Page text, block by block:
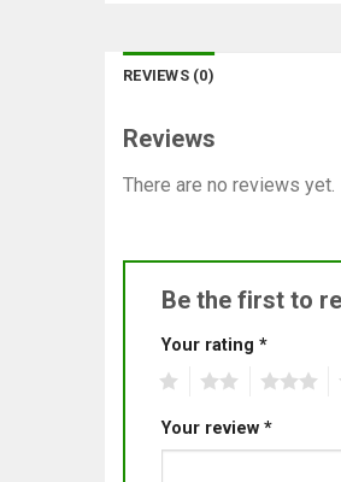
REVIEWS (0)
Reviews
There are no reviews yet.
Be the first to
Your rating *
Your review *